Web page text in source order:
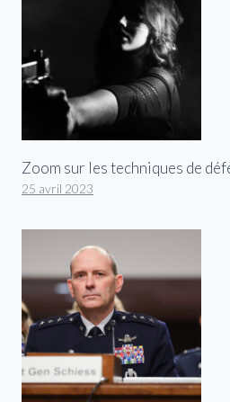
Zoom sur les techniques de
25 avril 2023